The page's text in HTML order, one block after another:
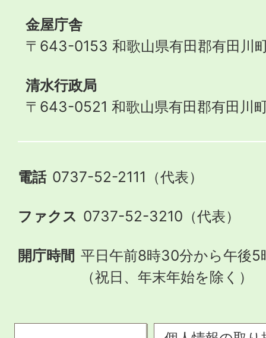
金屋庁舎
〒643-0153 和歌山県有田郡有田川
清水行政局
〒643-0521 和歌山県有田郡有田川
電話 0737-52-2111（代表）
ファクス 0737-52-3210（代表）
開庁時間 平日午前8時30分から午後5
（祝日、年末年始を除く）